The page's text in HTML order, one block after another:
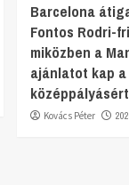
Barcelona
Fontos Rodri-
miközben a
ajánlatot kap
középpályásért
Kovács Péter